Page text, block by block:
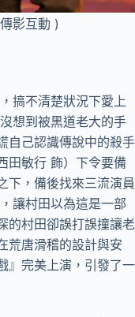
影互動 )
搞不清楚狀況下愛上
想到被黑道老大的手
自己認識傳說中的殺手
田敏行 飾）下令要備
下，備後找來三流演員
讓村田以為這是一部
的村田卻誤打誤撞讓老
荒唐滑稽的設計與安
』完美上演，引發了一